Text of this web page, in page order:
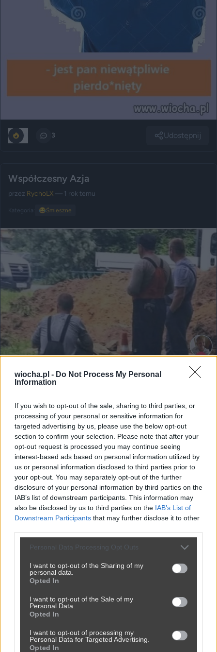
wiocha.pl - Do Not Process My Personal
Information
If you wish to opt-out of the sale, sharing to third parties, or
processing of your personal or sensitive information for
targeted advertising by us, please use the below opt-out
section to confirm your selection. Please note that after your
opt-out request is processed you may continue seeing
interest-based ads based on personal information utilized by
us or personal information disclosed to third parties prior to
your opt-out. You may separately opt-out of the further
disclosure of your personal information by third parties on the
IAB’s list of downstream participants. This information may
also be disclosed by us to third parties on the IAB’s List of
Downstream Participants that may further disclose it to other
Personal Data Processing Opt Outs
I want to opt-out of the Sharing of my
personal data.
Opted In
I want to opt-out of the Sale of my
Personal Data.
Opted In
I want to opt-out of processing my
Personal Data for Targeted Advertising.
Opted In
3 Udostępnij
Współczesny Azja
przez RychoLX — 1 rok temu
Kategoria: 😂Śmieszne
0 4 Udostępnij
Cała prawda
przezRychoLX — 1 rok temu
Kategoria: 🏛️Polityka